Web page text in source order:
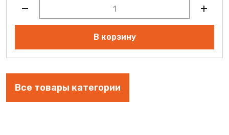
В корзину
Все товары категории